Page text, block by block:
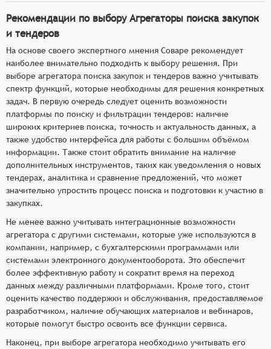
Рекомендации по выбору Агрегаторы поиска закупок
и тендеров
На основе своего экспертного мнения Соваре рекомендует
наиболее внимательно подходить к выбору решения. При
выборе агрегатора поиска закупок и тендеров важно учитывать
спектр функций, которые необходимы для решения конкретных
задач. В первую очередь следует оценить возможности
платформы по поиску и фильтрации тендеров: наличие
широких критериев поиска, точность и актуальность данных, а
также удобство интерфейса для работы с большим объёмом
информации. Также стоит обратить внимание на наличие
дополнительных инструментов, таких как уведомления о новых
тендерах, аналитика и сравнение предложений, что может
значительно упростить процесс поиска и подготовки к участию в
закупках.
Не менее важно учитывать интеграционные возможности
агрегатора с другими системами, которые уже используются в
компании, например, с бухгалтерскими программами или
системами электронного документооборота. Это обеспечит
более эффективную работу и сократит время на переход
данных между различными платформами. Кроме того, стоит
оценить качество поддержки и обслуживания, предоставляемое
разработчиком, наличие обучающих материалов и вебинаров,
которые помогут быстро освоить все функции сервиса.
Наконец, при выборе агрегатора необходимо учитывать его